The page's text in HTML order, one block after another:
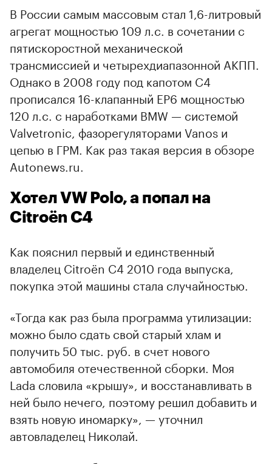
В России самым массовым стал 1,6-литровый
агрегат мощностью 109 л.с. в сочетании с
пятискоростной механической
трансмиссией и четырехдиапазонной АКПП.
Однако в 2008 году под капотом С4
прописался 16-клапанный EP6 мощностью
120 л.с. с наработками BMW — системой
Valvetronic, фазорегуляторами Vanos и
цепью в ГРМ. Как раз такая версия в обзоре
Autonews.ru.
Хотел VW Polo, а попал на
Citroёn C4
Как пояснил первый и единственный
владелец Citroёn C4 2010 года выпуска,
покупка этой машины стала случайностью.
«Тогда как раз была программа утилизации:
можно было сдать свой старый хлам и
получить 50 тыс. руб. в счет нового
автомобиля отечественной сборки. Моя
Lada словила «крышу», и восстанавливать в
ней было нечего, поэтому решил добавить и
взять новую иномарку», — уточнил
автовладелец Николай.